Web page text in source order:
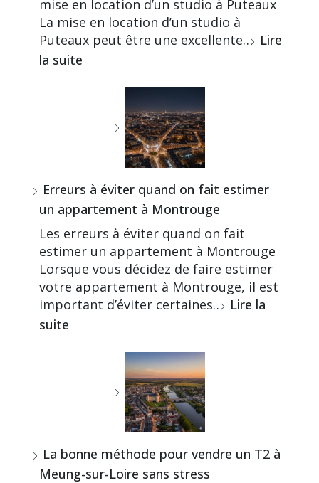
mise en location d’un studio à Puteaux
La mise en location d’un studio à
Puteaux peut être une excellente… Lire
la suite
Erreurs à éviter quand on fait estimer
un appartement à Montrouge
Les erreurs à éviter quand on fait
estimer un appartement à Montrouge
Lorsque vous décidez de faire estimer
votre appartement à Montrouge, il est
important d’éviter certaines… Lire la
suite
La bonne méthode pour vendre un T2 à
Meung-sur-Loire sans stress